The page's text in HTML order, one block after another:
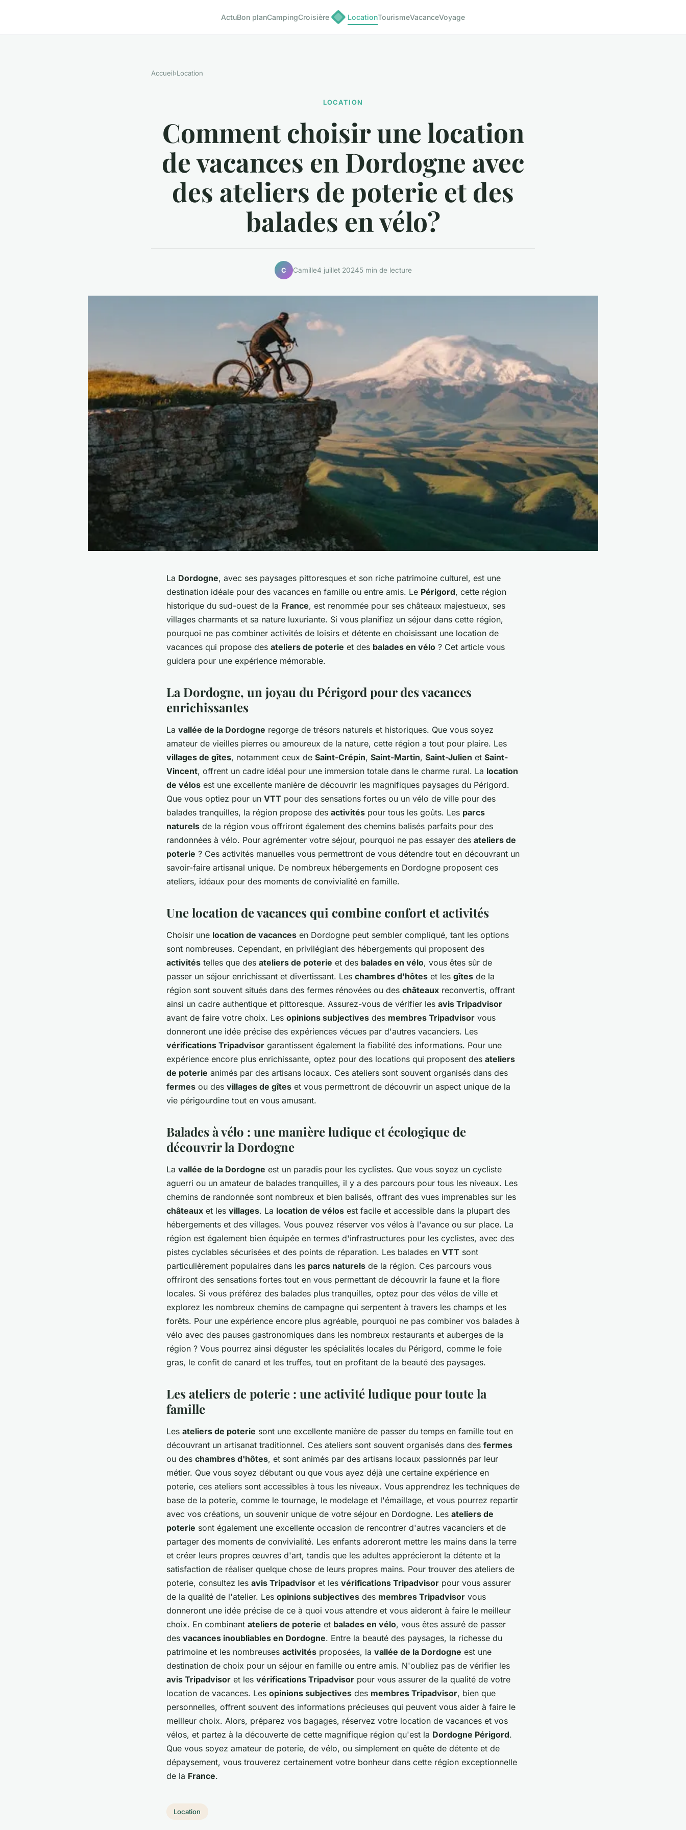
ActuBon planCampingCroisière LocationTourismeVacanceVoyage
Accueil›Location
LOCATION
Comment choisir une location
de vacances en Dordogne avec
des ateliers de poterie et des
balades en vélo?
C Camille4 juillet 20245 min de lecture
La Dordogne, avec ses paysages pittoresques et son riche patrimoine culturel, est une
destination idéale pour des vacances en famille ou entre amis. Le Périgord, cette région
historique du sud-ouest de la France, est renommée pour ses châteaux majestueux, ses
villages charmants et sa nature luxuriante. Si vous planifiez un séjour dans cette région,
pourquoi ne pas combiner activités de loisirs et détente en choisissant une location de
vacances qui propose des ateliers de poterie et des balades en vélo ? Cet article vous
guidera pour une expérience mémorable.
La Dordogne, un joyau du Périgord pour des vacances
enrichissantes
La vallée de la Dordogne regorge de trésors naturels et historiques. Que vous soyez
amateur de vieilles pierres ou amoureux de la nature, cette région a tout pour plaire. Les
villages de gîtes, notamment ceux de Saint-Crépin, Saint-Martin, Saint-Julien et Saint-
Vincent, offrent un cadre idéal pour une immersion totale dans le charme rural. La location
de vélos est une excellente manière de découvrir les magnifiques paysages du Périgord.
Que vous optiez pour un VTT pour des sensations fortes ou un vélo de ville pour des
balades tranquilles, la région propose des activités pour tous les goûts. Les parcs
naturels de la région vous offriront également des chemins balisés parfaits pour des
randonnées à vélo. Pour agrémenter votre séjour, pourquoi ne pas essayer des ateliers de
poterie ? Ces activités manuelles vous permettront de vous détendre tout en découvrant un
savoir-faire artisanal unique. De nombreux hébergements en Dordogne proposent ces
ateliers, idéaux pour des moments de convivialité en famille.
Une location de vacances qui combine confort et activités
Choisir une location de vacances en Dordogne peut sembler compliqué, tant les options
sont nombreuses. Cependant, en privilégiant des hébergements qui proposent des
activités telles que des ateliers de poterie et des balades en vélo, vous êtes sûr de
passer un séjour enrichissant et divertissant. Les chambres d'hôtes et les gîtes de la
région sont souvent situés dans des fermes rénovées ou des châteaux reconvertis, offrant
ainsi un cadre authentique et pittoresque. Assurez-vous de vérifier les avis Tripadvisor
avant de faire votre choix. Les opinions subjectives des membres Tripadvisor vous
donneront une idée précise des expériences vécues par d'autres vacanciers. Les
vérifications Tripadvisor garantissent également la fiabilité des informations. Pour une
expérience encore plus enrichissante, optez pour des locations qui proposent des ateliers
de poterie animés par des artisans locaux. Ces ateliers sont souvent organisés dans des
fermes ou des villages de gîtes et vous permettront de découvrir un aspect unique de la
vie périgourdine tout en vous amusant.
Balades à vélo : une manière ludique et écologique de
découvrir la Dordogne
La vallée de la Dordogne est un paradis pour les cyclistes. Que vous soyez un cycliste
aguerri ou un amateur de balades tranquilles, il y a des parcours pour tous les niveaux. Les
chemins de randonnée sont nombreux et bien balisés, offrant des vues imprenables sur les
châteaux et les villages. La location de vélos est facile et accessible dans la plupart des
hébergements et des villages. Vous pouvez réserver vos vélos à l'avance ou sur place. La
région est également bien équipée en termes d'infrastructures pour les cyclistes, avec des
pistes cyclables sécurisées et des points de réparation. Les balades en VTT sont
particulièrement populaires dans les parcs naturels de la région. Ces parcours vous
offriront des sensations fortes tout en vous permettant de découvrir la faune et la flore
locales. Si vous préférez des balades plus tranquilles, optez pour des vélos de ville et
explorez les nombreux chemins de campagne qui serpentent à travers les champs et les
forêts. Pour une expérience encore plus agréable, pourquoi ne pas combiner vos balades à
vélo avec des pauses gastronomiques dans les nombreux restaurants et auberges de la
région ? Vous pourrez ainsi déguster les spécialités locales du Périgord, comme le foie
gras, le confit de canard et les truffes, tout en profitant de la beauté des paysages.
Les ateliers de poterie : une activité ludique pour toute la
famille
Les ateliers de poterie sont une excellente manière de passer du temps en famille tout en
découvrant un artisanat traditionnel. Ces ateliers sont souvent organisés dans des fermes
ou des chambres d'hôtes, et sont animés par des artisans locaux passionnés par leur
métier. Que vous soyez débutant ou que vous ayez déjà une certaine expérience en
poterie, ces ateliers sont accessibles à tous les niveaux. Vous apprendrez les techniques de
base de la poterie, comme le tournage, le modelage et l'émaillage, et vous pourrez repartir
avec vos créations, un souvenir unique de votre séjour en Dordogne. Les ateliers de
poterie sont également une excellente occasion de rencontrer d'autres vacanciers et de
partager des moments de convivialité. Les enfants adoreront mettre les mains dans la terre
et créer leurs propres œuvres d'art, tandis que les adultes apprécieront la détente et la
satisfaction de réaliser quelque chose de leurs propres mains. Pour trouver des ateliers de
poterie, consultez les avis Tripadvisor et les vérifications Tripadvisor pour vous assurer
de la qualité de l'atelier. Les opinions subjectives des membres Tripadvisor vous
donneront une idée précise de ce à quoi vous attendre et vous aideront à faire le meilleur
choix. En combinant ateliers de poterie et balades en vélo, vous êtes assuré de passer
des vacances inoubliables en Dordogne. Entre la beauté des paysages, la richesse du
patrimoine et les nombreuses activités proposées, la vallée de la Dordogne est une
destination de choix pour un séjour en famille ou entre amis. N'oubliez pas de vérifier les
avis Tripadvisor et les vérifications Tripadvisor pour vous assurer de la qualité de votre
location de vacances. Les opinions subjectives des membres Tripadvisor, bien que
personnelles, offrent souvent des informations précieuses qui peuvent vous aider à faire le
meilleur choix. Alors, préparez vos bagages, réservez votre location de vacances et vos
vélos, et partez à la découverte de cette magnifique région qu'est la Dordogne Périgord.
Que vous soyez amateur de poterie, de vélo, ou simplement en quête de détente et de
dépaysement, vous trouverez certainement votre bonheur dans cette région exceptionnelle
de la France.
Location